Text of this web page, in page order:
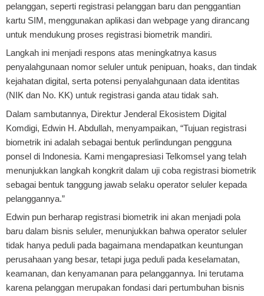
pelanggan, seperti registrasi pelanggan baru dan penggantian
kartu SIM, menggunakan aplikasi dan webpage yang dirancang
untuk mendukung proses registrasi biometrik mandiri.
Langkah ini menjadi respons atas meningkatnya kasus
penyalahgunaan nomor seluler untuk penipuan, hoaks, dan tindak
kejahatan digital, serta potensi penyalahgunaan data identitas
(NIK dan No. KK) untuk registrasi ganda atau tidak sah.
Dalam sambutannya, Direktur Jenderal Ekosistem Digital
Komdigi, Edwin H. Abdullah, menyampaikan, “Tujuan registrasi
biometrik ini adalah sebagai bentuk perlindungan pengguna
ponsel di Indonesia. Kami mengapresiasi Telkomsel yang telah
menunjukkan langkah kongkrit dalam uji coba registrasi biometrik
sebagai bentuk tanggung jawab selaku operator seluler kepada
pelanggannya.”
Edwin pun berharap registrasi biometrik ini akan menjadi pola
baru dalam bisnis seluler, menunjukkan bahwa operator seluler
tidak hanya peduli pada bagaimana mendapatkan keuntungan
perusahaan yang besar, tetapi juga peduli pada keselamatan,
keamanan, dan kenyamanan para pelanggannya. Ini terutama
karena pelanggan merupakan fondasi dari pertumbuhan bisnis